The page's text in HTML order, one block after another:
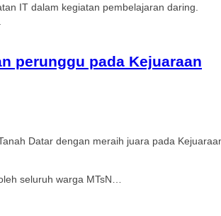
IT dalam kegiatan pembelajaran daring.
perunggu pada Kejuaraan
Datar dengan meraih juara pada
seluruh warga MTsN…